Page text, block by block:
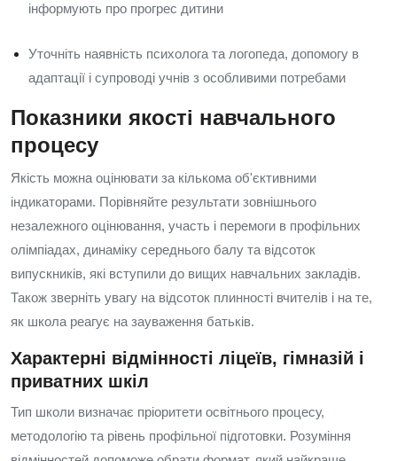
інформують про прогрес дитини
Уточніть наявність психолога та логопеда, допомогу в
адаптації і супроводі учнів з особливими потребами
Показники якості навчального
процесу
Якість можна оцінювати за кількома об'єктивними
індикаторами. Порівняйте результати зовнішнього
незалежного оцінювання, участь і перемоги в профільних
олімпіадах, динаміку середнього балу та відсоток
випускників, які вступили до вищих навчальних закладів.
Також зверніть увагу на відсоток плинності вчителів і на те,
як школа реагує на зауваження батьків.
Характерні відмінності ліцеїв, гімназій і
приватних шкіл
Тип школи визначає пріоритети освітнього процесу,
методологію та рівень профільної підготовки. Розуміння